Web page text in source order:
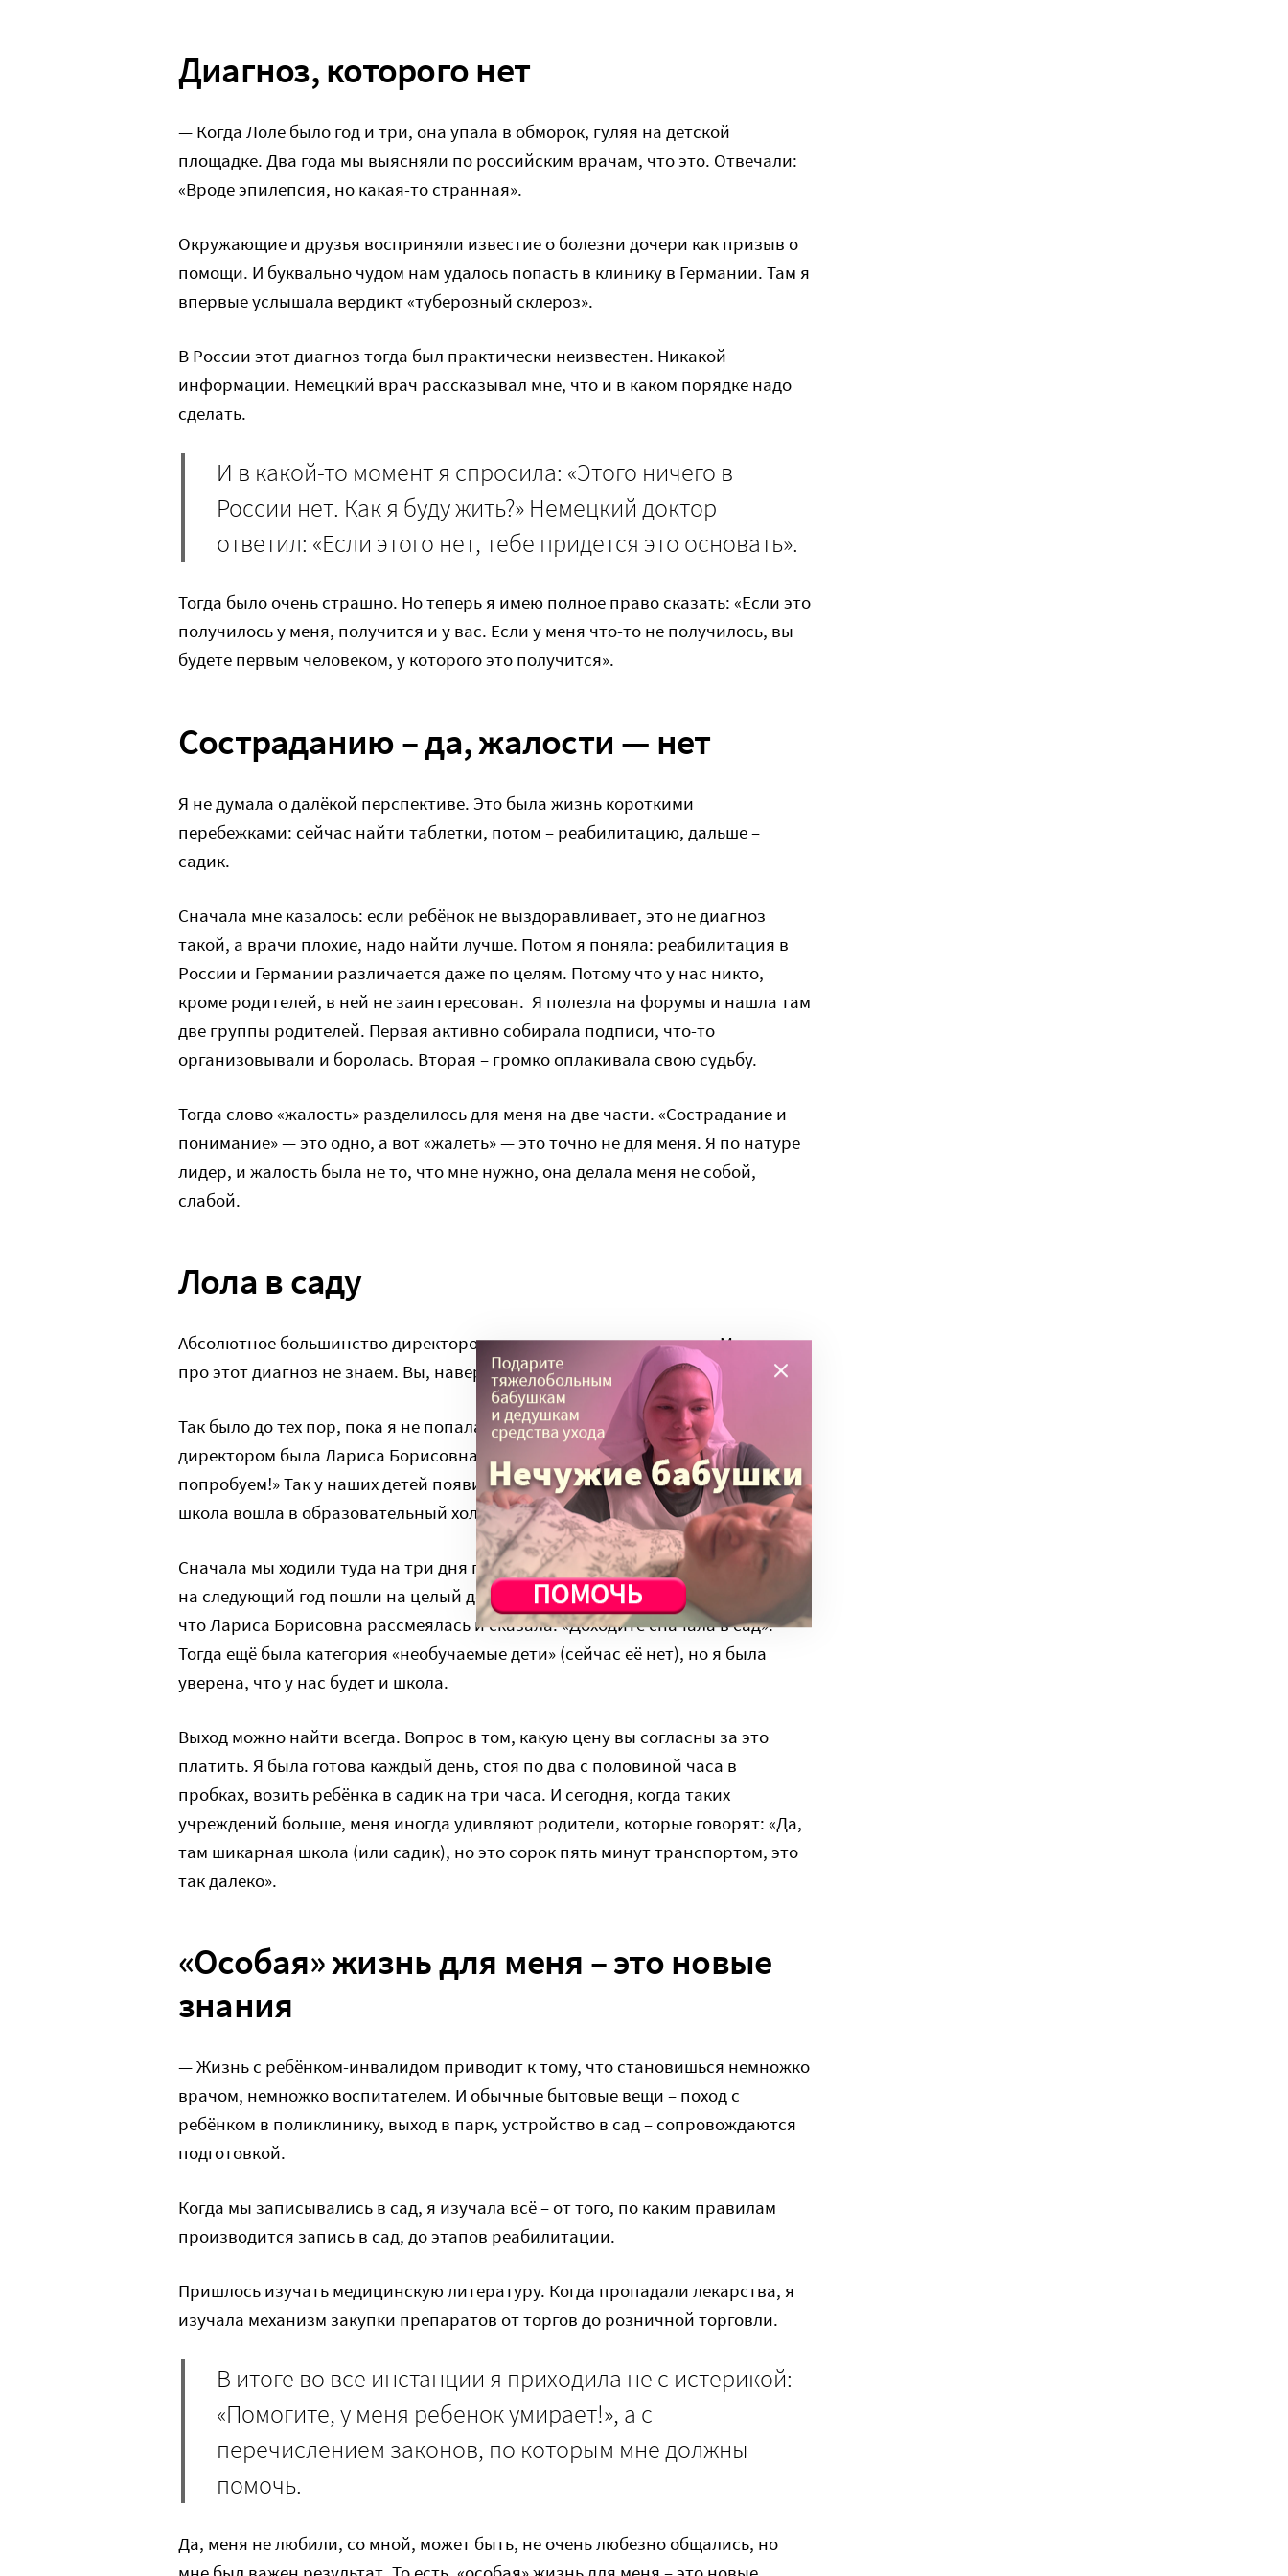
Диагноз, которого нет
— Когда Лоле было год и три, она упала в обморок, гуляя на детской
площадке. Два года мы выясняли по российским врачам, что это. Отвечали:
«Вроде эпилепсия, но какая-то странная».
Окружающие и друзья восприняли известие о болезни дочери как призыв о
помощи. И буквально чудом нам удалось попасть в клинику в Германии. Там я
впервые услышала вердикт «туберозный склероз».
В России этот диагноз тогда был практически неизвестен. Никакой
информации. Немецкий врач рассказывал мне, что и в каком порядке надо
сделать.
И в какой-то момент я спросила: «Этого ничего в
России нет. Как я буду жить?» Немецкий доктор
ответил: «Если этого нет, тебе придется это основать».
Тогда было очень страшно. Но теперь я имею полное право сказать: «Если это
получилось у меня, получится и у вас. Если у меня что-то не получилось, вы
будете первым человеком, у которого это получится».
Состраданию – да, жалости — нет
Я не думала о далёкой перспективе. Это была жизнь короткими
перебежками: сейчас найти таблетки, потом – реабилитацию, дальше –
садик.
Сначала мне казалось: если ребёнок не выздоравливает, это не диагноз
такой, а врачи плохие, надо найти лучше. Потом я поняла: реабилитация в
России и Германии различается даже по целям. Потому что у нас никто,
кроме родителей, в ней не заинтересован. Я полезла на форумы и нашла там
две группы родителей. Первая активно собирала подписи, что-то
организовывали и боролась. Вторая – громко оплакивала свою судьбу.
Тогда слово «жалость» разделилось для меня на две части. «Сострадание и
понимание» — это одно, а вот «жалеть» — это точно не для меня. Я по натуре
лидер, и жалость была не то, что мне нужно, она делала меня не собой,
слабой.
Лола в саду
Абсолютное большинство директоров детских садиков говорило: «Мы ничего
про этот диагноз не знаем. Вы, наверное, потом приходите».
Так было до тех пор, пока я не попала в «Детскую личность» — школу, где
директором была Лариса Борисовна Буданова. И она сказала: «Давайте
попробуем!» Так у наших детей появился детский сад. (К сожалению, сейчас
школа вошла в образовательный холдинг, и там всё изменилось).
Сначала мы ходили туда на три дня по нескольку часов, адаптировались. А
на следующий год пошли на целый день. Потом я задала вопрос о школе, на
что Лариса Борисовна рассмеялась и сказала: «Доходите сначала в сад».
Тогда ещё была категория «необучаемые дети» (сейчас её нет), но я была
уверена, что у нас будет и школа.
Выход можно найти всегда. Вопрос в том, какую цену вы согласны за это
платить. Я была готова каждый день, стоя по два с половиной часа в
пробках, возить ребёнка в садик на три часа. И сегодня, когда таких
учреждений больше, меня иногда удивляют родители, которые говорят: «Да,
там шикарная школа (или садик), но это сорок пять минут транспортом, это
так далеко».
«Особая» жизнь для меня – это новые
знания
— Жизнь с ребёнком-инвалидом приводит к тому, что становишься немножко
врачом, немножко воспитателем. И обычные бытовые вещи – поход с
ребёнком в поликлинику, выход в парк, устройство в сад – сопровождаются
подготовкой.
Когда мы записывались в сад, я изучала всё – от того, по каким правилам
производится запись в сад, до этапов реабилитации.
Пришлось изучать медицинскую литературу. Когда пропадали лекарства, я
изучала механизм закупки препаратов от торгов до розничной торговли.
В итоге во все инстанции я приходила не с истерикой:
«Помогите, у меня ребенок умирает!», а с
перечислением законов, по которым мне должны
помочь.
Да, меня не любили, со мной, может быть, не очень любезно общались, но